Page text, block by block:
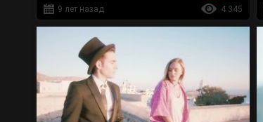
9 лет назад
4 345